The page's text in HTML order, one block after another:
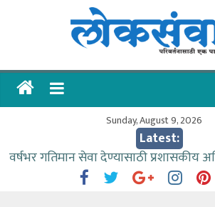
लोकसंवाद
ताज्या
Sunday, August 9, 2026
Latest:
वर्षभर गतिमान सेवा देण्यासाठी प्रशासकीय
प्रयत्न करावे – आमदार काळे